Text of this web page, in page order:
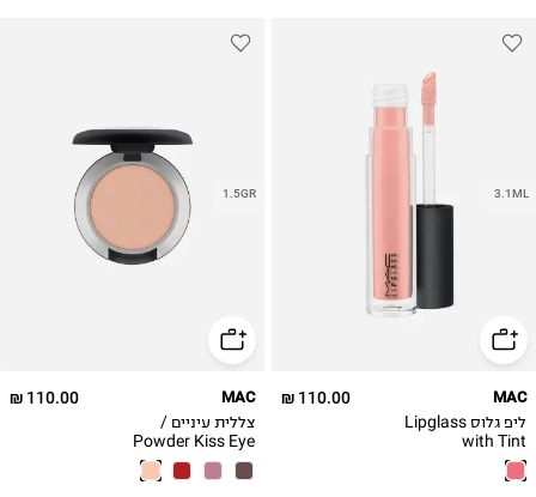
3.1ML
110.00 ₪ MAC
ליפ גלוס Lipglass
with Tint
1.5GR
110.00 ₪ MAC
צללית עיניים /
Powder Kiss Eye
Shadow